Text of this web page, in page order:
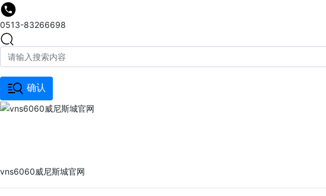
0513-83266698
确认
vns6060威尼斯城官网